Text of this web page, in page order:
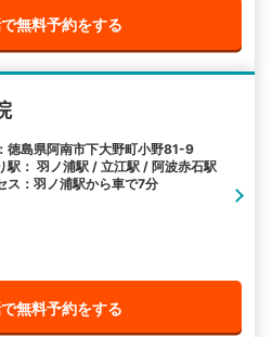
無料予約をする
徳島県阿南市下大野町小野81-9
駅： 羽ノ浦駅 / 立江駅 / 阿波赤石駅
ス：羽ノ浦駅から車で7分
無料予約をする